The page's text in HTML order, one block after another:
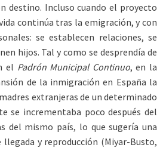
destino. Incluso cuando el proyecto
continúa tras la emigración, y con
se establecen relaciones, se
hijos. Tal y como se desprendía de
el Padrón Municipal Continuo, en la
de la inmigración en España la
extranjeras de un determinado
se incrementaba poco después del
del mismo país, lo que sugería una
y reproducción (Miyar-Busto,